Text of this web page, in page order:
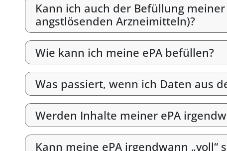
Kann ich auch der Befüllung
angstlösenden Arzneimitteln)?
Wie kann ich meine ePA befüllen?
Was passiert, wenn ich Daten aus
Werden Inhalte meiner ePA
Kann meine ePA irgendwann „voll“